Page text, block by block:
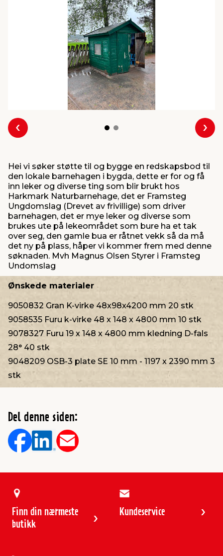
og sylting
Forrige
Hei vi søker støtte til og bygge en redskapsbod til
den lokale barnehagen i bygda, dette er for og få
inn leker og diverse ting som blir brukt hos
Harkmark Naturbarnehage, det er Framsteg
Ungdomslag (Drevet av frivillige) som driver
barnehagen, det er mye leker og diverse som
brukes ute på lekeområdet som bure ha et tak
over seg, den gamle bua er råtnet vekk så da må
det ny på plass, håper vi kommer frem med denne
søknaden. Mvh Magnus Olsen Styrer i Framsteg
Undomslag
Ønskede materialer
9050832 Gran K-virke 48x98x4200 mm 20 stk
9058535 Furu k-virke 48 x 148 x 4800 mm 10 stk
9078327 Furu 19 x 148 x 4800 mm kledning D-fals
28° 40 stk
9048209 OSB-3 plate SE 10 mm - 1197 x 2390 mm 3
stk
Del denne siden:
Finn din nærmeste
butikk
Kundeservice